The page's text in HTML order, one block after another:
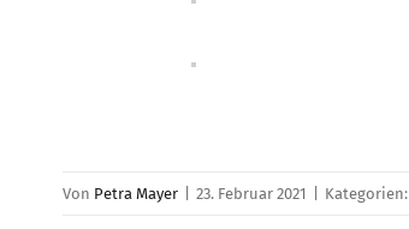
Von Petra Mayer 23. Februar 2021 Kategorien: